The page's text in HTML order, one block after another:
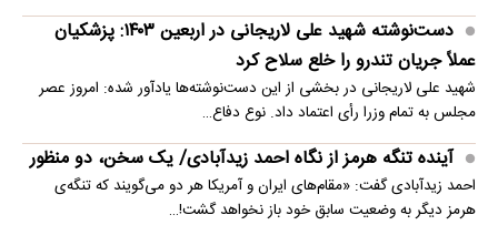
دست‌نوشته شهید علی لاریجانی در اربعین ۱۴۰۳: پزشکیان
عملاً جریان تندرو را خلع سلاح کرد
شهید علی لاریجانی در بخشی از این دست‌نوشته‌ها یادآور شده: امروز عصر
مجلس به تمام وزرا رأی اعتماد داد. نوع دفاع…
آینده تنگه هرمز از نگاه احمد زیدآبادی/ یک سخن، دو منظور
احمد زیدآبادی گفت: «مقام‌های ایران و آمریکا هر دو می‌گویند که تنگه‌ی
هرمز دیگر به وضعیت سابق خود باز نخواهد گشت!…